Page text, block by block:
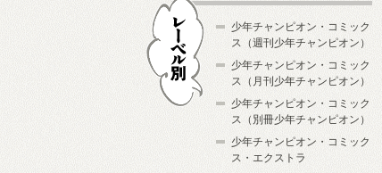
少年チャンピオン・コミック
ス（週刊少年チャンピオン）
少年チャンピオン・コミック
ス（月刊少年チャンピオン）
少年チャンピオン・コミック
ス（別冊少年チャンピオン）
少年チャンピオン・コミック
ス・エクストラ